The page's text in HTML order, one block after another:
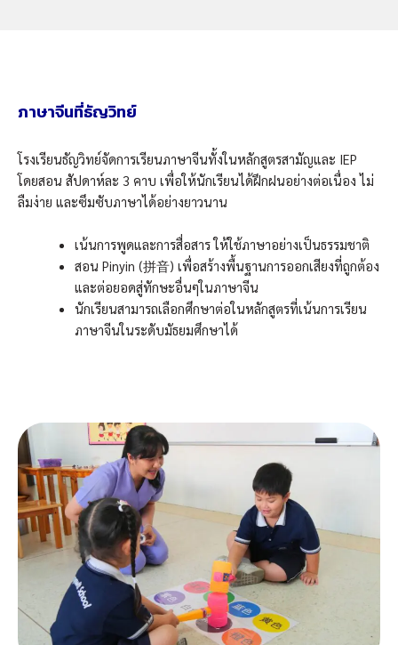
ภาษาจีนที่ธัญวิทย์
โรงเรียนธัญวิทย์จัดการเรียนภาษาจีนทั้งในหลักสูตรสามัญและ IEP
โดยสอน สัปดาห์ละ 3 คาบ เพื่อให้นักเรียนได้ฝึกฝนอย่างต่อเนื่อง ไม่
ลืมง่าย และซึมซับภาษาได้อย่างยาวนาน
เน้นการพูดและการสื่อสาร ให้ใช้ภาษาอย่างเป็นธรรมชาติ
สอน Pinyin (拼音) เพื่อสร้างพื้นฐานการออกเสียงที่ถูกต้อง
และต่อยอดสู่ทักษะอื่นๆในภาษาจีน
นักเรียนสามารถเลือกศึกษาต่อในหลักสูตรที่เน้นการเรียน
ภาษาจีนในระดับมัธยมศึกษาได้